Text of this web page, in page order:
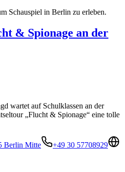
Schauspiel in Berlin zu erleben.
& Spionage an der
wartet auf Schulklassen an der
„Flucht & Spionage“ eine tolle
Berlin Mitte
+49 30 57708929